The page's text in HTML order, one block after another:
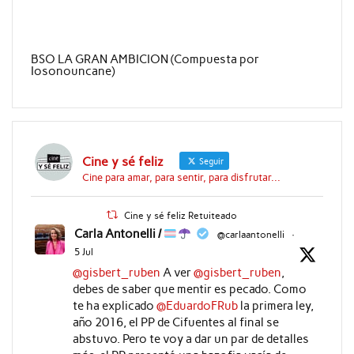
BSO LA GRAN AMBICION (Compuesta por
Iosonouncane)
Cine y sé feliz Seguir
Cine para amar, para sentir, para disfrutar...
Cine y sé feliz Retuiteado
Carla Antonelli / @carlaantonelli
·
5 Jul
@gisbert_ruben A ver@gisbert_ruben,
debes de saber que mentir es pecado. Como
te ha explicado @EduardoFRubla primera ley,
año 2016, el PP de Cifuentes al final se
abstuvo. Pero te voy a dar un par de detalles